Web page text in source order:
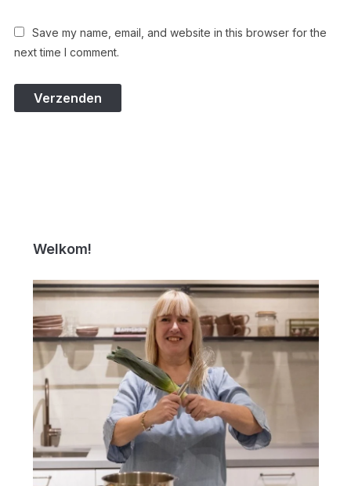
Save my name, email, and website in this browser for the
next time I comment.
Welkom!